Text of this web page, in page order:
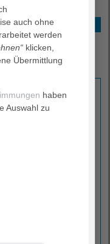
auch ohne
werden
klicken,
Übermittlung
haben
Auswahl zu